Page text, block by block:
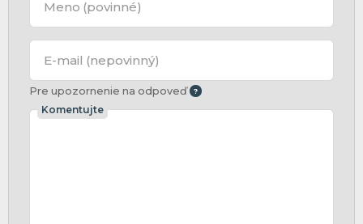
Meno (povinné)
E-mail (nepovinný)
Pre upozornenie na odpoveď
Komentujte